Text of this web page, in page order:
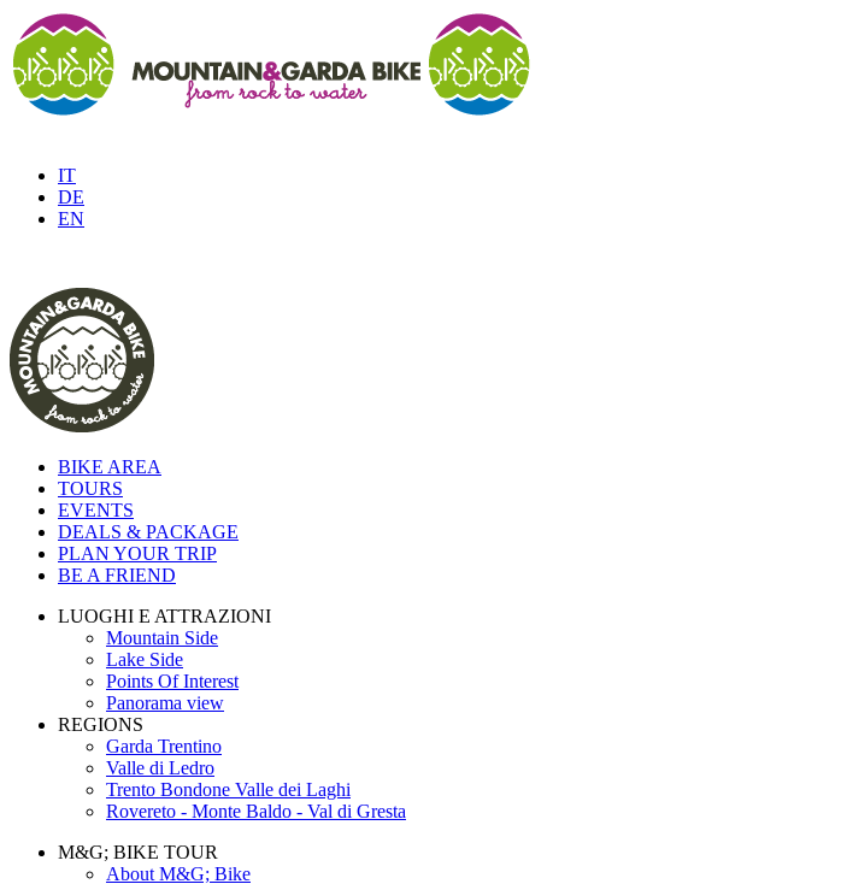
IT
DE
EN
BIKE AREA
TOURS
EVENTS
DEALS & PACKAGE
PLAN YOUR TRIP
BE A FRIEND
LUOGHI E ATTRAZIONI
Mountain Side
Lake Side
Points Of Interest
Panorama view
REGIONS
Garda Trentino
Valle di Ledro
Trento Bondone Valle dei Laghi
Rovereto - Monte Baldo - Val di Gresta
M&G; BIKE TOUR
About M&G; Bike